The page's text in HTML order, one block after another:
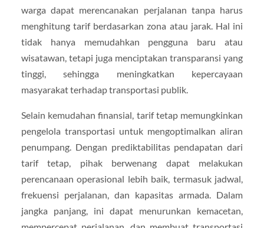
warga dapat merencanakan perjalanan tanpa harus
menghitung tarif berdasarkan zona atau jarak. Hal ini
tidak hanya memudahkan pengguna baru atau
wisatawan, tetapi juga menciptakan transparansi yang
tinggi, sehingga meningkatkan kepercayaan
masyarakat terhadap transportasi publik.
Selain kemudahan finansial, tarif tetap memungkinkan
pengelola transportasi untuk mengoptimalkan aliran
penumpang. Dengan prediktabilitas pendapatan dari
tarif tetap, pihak berwenang dapat melakukan
perencanaan operasional lebih baik, termasuk jadwal,
frekuensi perjalanan, dan kapasitas armada. Dalam
jangka panjang, ini dapat menurunkan kemacetan,